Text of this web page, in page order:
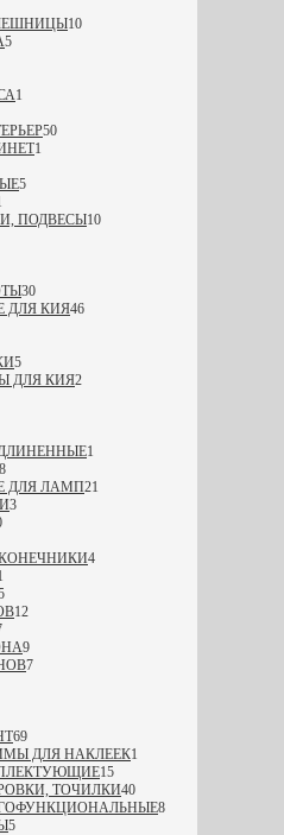
10
5
1
50
1
5
ПОДВЕСЫ10
30
ДЛЯ КИЯ46
5
ДЛЯ КИЯ2
1
ДЛЯ ЛАМП21
3
4
12
9
7
69
ДЛЯ НАКЛЕЕК1
15
ТОЧИЛКИ40
8
5